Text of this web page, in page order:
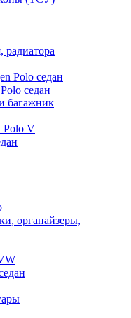
радиатора
Polo седан
седан
багажник
Polo V
органайзеры,